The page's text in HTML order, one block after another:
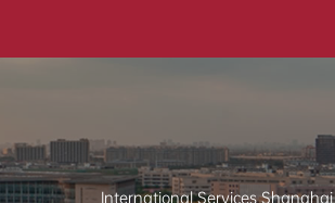
International Services Shanghai